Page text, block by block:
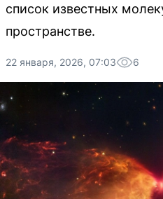
список известных
пространстве.
22 января, 2026, 07:03 6